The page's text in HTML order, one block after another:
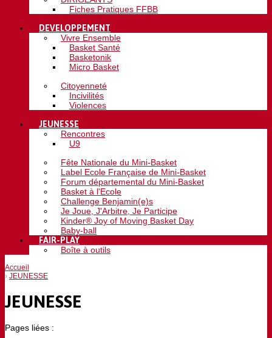
Fiches Pratiques FFBB
DEVELOPPEMENT
Vivre Ensemble
Basket Santé
Basketonik
Micro Basket
Citoyenneté
Incivilités
Violences
JEUNESSE
Rencontres
U9
Fête Nationale du Mini-Basket
Label Ecole Française de Mini-Basket
Forum départemental du Mini-Basket
Basket à l'Ecole
Challenge Benjamin(e)s
Je Joue, J'Arbitre, Je Participe
Kinder® Joy of Moving Basket Day
Baby-ball
FAIR-PLAY
Boîte à outils
Accueil
JEUNESSE
JEUNESSE
Pages liées :